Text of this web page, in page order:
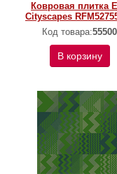
Ковровая плитка
Cityscapes
Код товара:55500
В корзину